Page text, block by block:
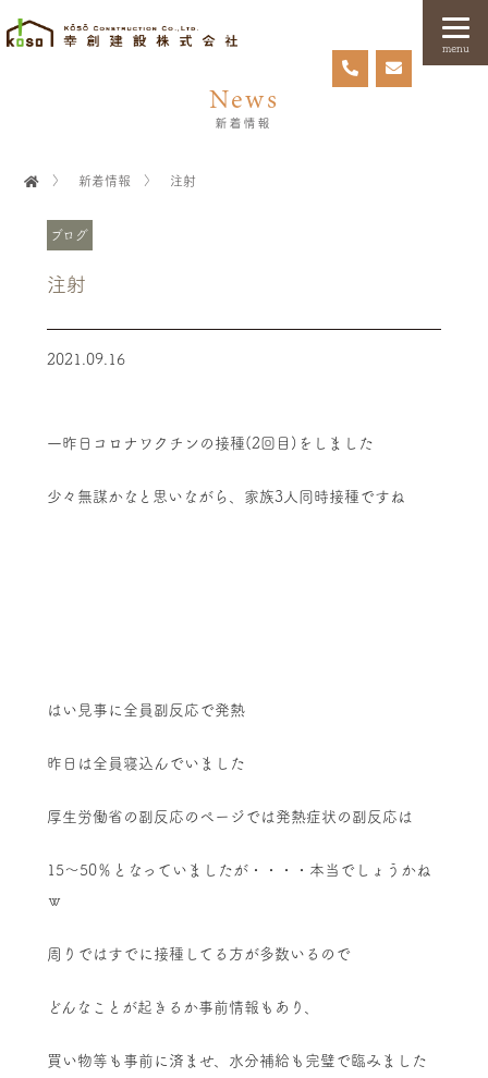
menu
News
新着情報
〉 新着情報 〉 注射
ブログ
注射
2021.09.16
一昨日コロナワクチンの接種(2回目)をしました
少々無謀かなと思いながら、家族3人同時接種ですね
はい見事に全員副反応で発熱
昨日は全員寝込んでいました
厚生労働省の副反応のページでは発熱症状の副反応は
15～50％となっていましたが・・・・本当でしょうかね
ｗ
周りではすでに接種してる方が多数いるので
どんなことが起きるか事前情報もあり、
買い物等も事前に済ませ、水分補給も完璧で臨みました